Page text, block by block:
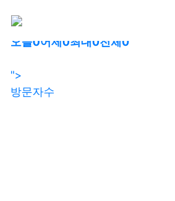
로그인
오늘0어제0최대0전체0
">
방문자수